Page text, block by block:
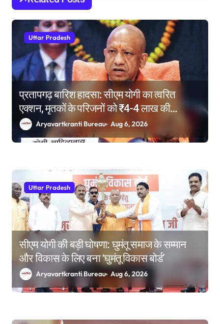
n
Uttar Pradesh
प्रतापगढ़ बारिश हादसा: सीएम योगी का त्वरित
एक्शन, मृतकों के परिजनों को ₹4-4 लाख की
सहायता, घायलों के बेहतर इलाज के निर्देश
Aryavartkranti Bureau Aug 6, 2026
Uttar Pradesh
सीएम योगी की बड़ी घोषणा: घुमंतू समाज के सम्मान
और विकास के लिए बना ‘घुमंतू विकास बोर्ड’
Aryavartkranti Bureau Aug 6, 2026